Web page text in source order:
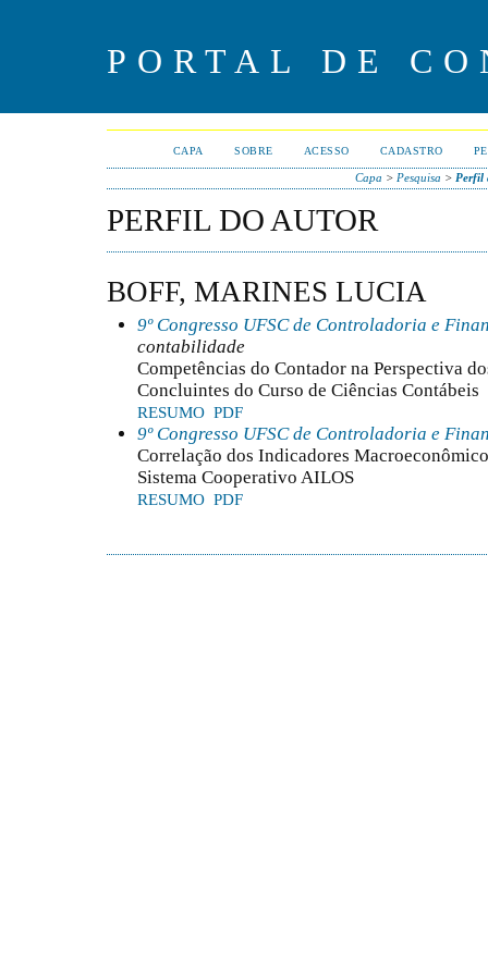
PORTAL DE
CAPA SOBRE ACESSO CADASTRO
Capa > Pesquisa > Perfil
PERFIL DO AUTOR
BOFF, MARINES LUCIA
9º Congresso UFSC de Controladoria e
contabilidade
Competências do Contador na Perspectiva
Concluintes do Curso de Ciências Contábeis
RESUMO PDF
9º Congresso UFSC de Controladoria e
Correlação dos Indicadores
Sistema Cooperativo AILOS
RESUMO PDF